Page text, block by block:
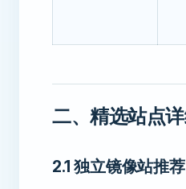
二、精选站点
2.1 独立镜像站推荐